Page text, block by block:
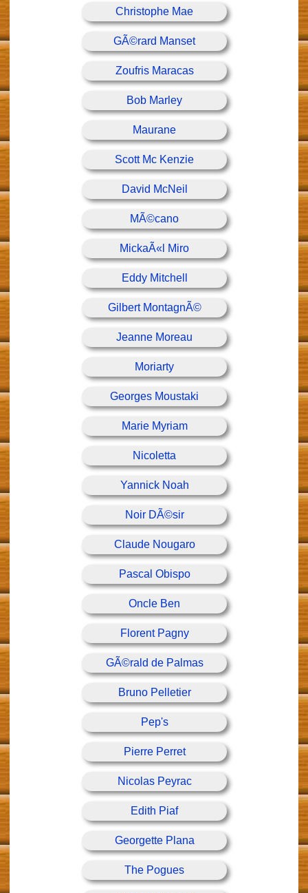
Christophe Mae
GÃ©rard Manset
Zoufris Maracas
Bob Marley
Maurane
Scott Mc Kenzie
David McNeil
MÃ©cano
MickaÃ«l Miro
Eddy Mitchell
Gilbert MontagnÃ©
Jeanne Moreau
Moriarty
Georges Moustaki
Marie Myriam
Nicoletta
Yannick Noah
Noir DÃ©sir
Claude Nougaro
Pascal Obispo
Oncle Ben
Florent Pagny
GÃ©rald de Palmas
Bruno Pelletier
Pep's
Pierre Perret
Nicolas Peyrac
Edith Piaf
Georgette Plana
The Pogues